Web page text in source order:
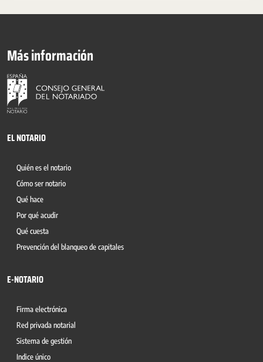
Más información
EL NOTARIO
Quién es el notario
Cómo ser notario
Qué hace
Por qué acudir
Qué cuesta
Prevención del blanqueo de capitales
E-NOTARIO
Firma electrónica
Red privada notarial
Sistema de gestión
Indice único